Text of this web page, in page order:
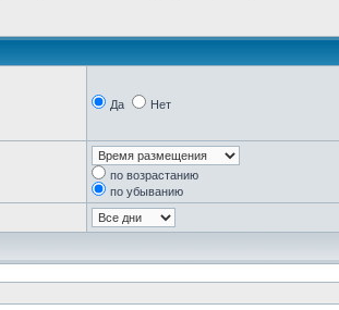
Да Нет
по возрастанию
по убыванию